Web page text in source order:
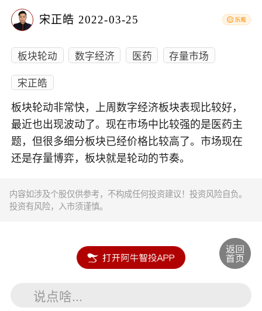
宋正皓 2022-03-25
板块轮动 数字经济 医药
存量市场
宋正皓
板块轮动非常快，上周数字经济板块表现比较好，
最近也出现波动了。现在市场中比较强的是医药主
题，但很多细分板块已经价格比较高了。市场现在
还是存量博弈，板块就是轮动的节奏。
内容如涉及个股仅供参考，不构成任何投资建议！投资风险自负。
投资有风险，入市须谨慎。
说点啥...